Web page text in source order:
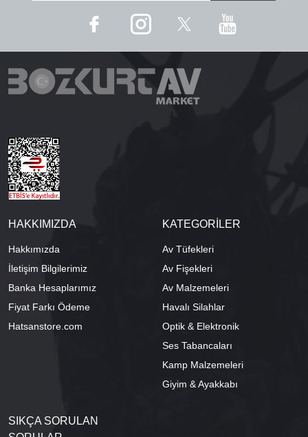
HAKKIMIZDA
Hakkımızda
İletişim Bilgilerimiz
Banka Hesaplarımız
Fiyat Farkı Ödeme
Hatsanstore.com
KATEGORİLER
Av Tüfekleri
Av Fişekleri
Av Malzemeleri
Havalı Silahlar
Optik & Elektronik
Ses Tabancaları
Kamp Malzemeleri
Giyim & Ayakkabı
SIKÇA SORULAN